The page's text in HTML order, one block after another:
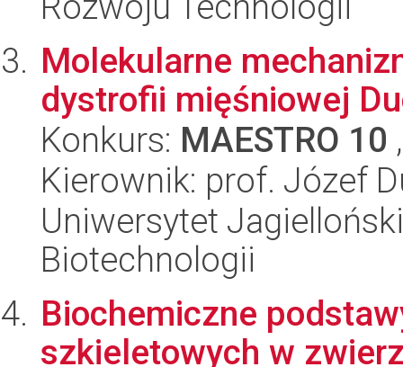
Molekularne
dystrofii mięśniowej
Konkurs: MAESTRO 10
Kierownik: prof. Józef
Uniwersytet
Biotechnologii
Biochemiczne
szkieletowych w